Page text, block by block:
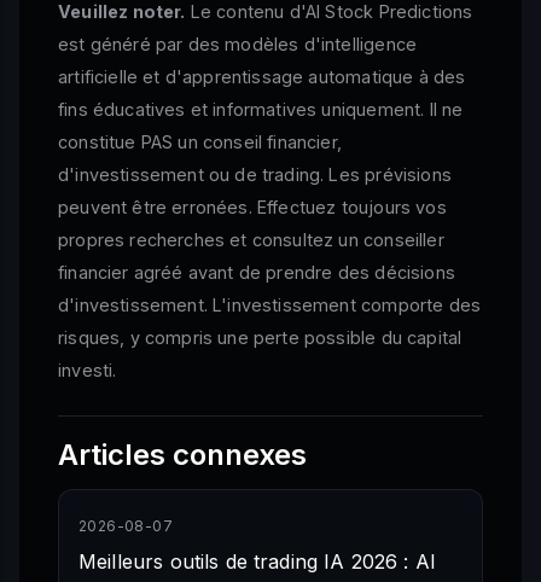
Veuillez noter. Le contenu d'AI Stock Predictions
est généré par des modèles d'intelligence
artificielle et d'apprentissage automatique à des
fins éducatives et informatives uniquement. Il ne
constitue PAS un conseil financier,
d'investissement ou de trading. Les prévisions
peuvent être erronées. Effectuez toujours vos
propres recherches et consultez un conseiller
financier agréé avant de prendre des décisions
d'investissement. L'investissement comporte des
risques, y compris une perte possible du capital
investi.
Articles connexes
2026-08-07
Meilleurs outils de trading IA 2026 : AI